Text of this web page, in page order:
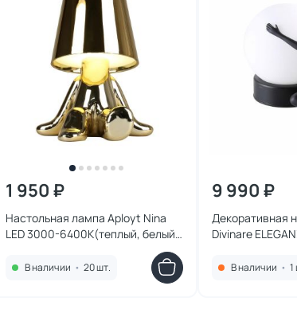
1 950 ₽
Настольная лампа Aployt Nina
LED 3000-6400К(теплый, белый,
В наличии • 20 шт.
9 990 ₽
Декоративная
Divinare
В наличии • 1